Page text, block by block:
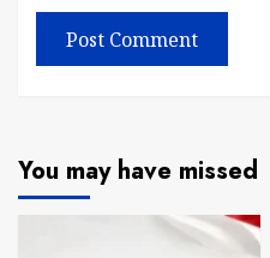
You may have missed